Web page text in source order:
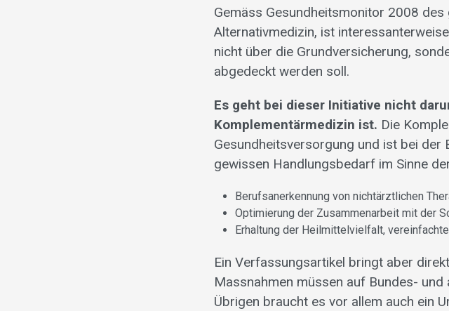
Gemäss Gesundheitsmonitor 2008
Alternativmedizin, ist
nicht über die Grundversicherung,
abgedeckt werden soll.
Es geht bei dieser Initiative nicht
Komplementärmedizin ist. Die
Gesundheitsversorgung und ist bei der
gewissen Handlungsbedarf im Sinne
Berufsanerkennung von nichtärztlichen
Optimierung der Zusammenarbeit mit der
Erhaltung der Heilmittelvielfalt,
Ein Verfassungsartikel bringt aber
Massnahmen müssen auf Bundes-
Übrigen braucht es vor allem auch ein